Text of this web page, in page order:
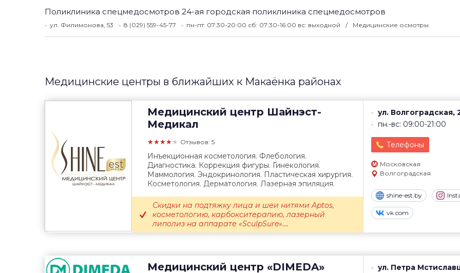
Поликлиника спецмедосмотров 24-ая городская поликлиника спецмедосмотров
ул. Филимонова, 53 8 (029) 559-45-77 пн-пт: 07:30-20:00 сб: 07:30-16:00 вс: выходной Медицинские осмотры.
Медицинские центры в ближайших к Макаёнка районах
Медицинский центр Шайнэст-
Медикал
★★★★★ Отзывов: 5
ул. Волгоградская,
пн.-вс: 09:00-21:00
Телефоны
Московская
Волгоградская
shine-est.by
vk.com
Инъекционная косметология. Флебология.
Диагностика. Коррекция фигуры. Гинекология.
Маммология. Эндокринология. Пластическая хирургия.
Косметология. Дерматология. Лазерная эпиляция.
Скидки на подтяжку лица и шеи нитями Aptos,
косметологию, карбокситерапию, лазерный
липолиз на аппарате «SculpSure»....
Медицинский центр «DIMEDA»
ул. Петра